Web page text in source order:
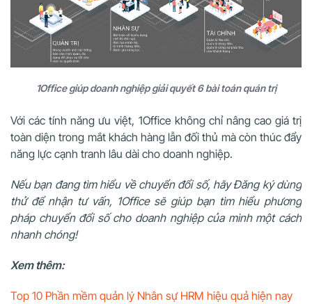
1Office giúp doanh nghiệp giải quyết 6 bài toán quán trị
Với các tính năng ưu việt, 1Office không chỉ nâng cao giá trị
toàn diện trong mắt khách hàng lẫn đối thủ mà còn thúc đẩy
năng lực cạnh tranh lâu dài cho doanh nghiệp.
Nếu bạn đang tìm hiểu về chuyển đổi số, hãy Đăng ký dùng
thử để nhận tư vấn, 1Office sẽ giúp bạn tìm hiểu phương
pháp chuyển đổi số cho doanh nghiệp của mình một cách
nhanh chóng!
Xem thêm:
Top 10 Phần mềm quản lý Nhân sự HRM hiệu quả hiện nay